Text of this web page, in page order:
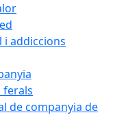
i addiccions
ferals
de companyia de